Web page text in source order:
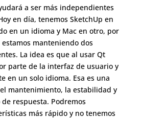
a ser más independientes
en día, tenemos SketchUp en
en un idioma y Mac en otro, por
manteniendo dos
La idea es que al usar Qt
parte de la interfaz de usuario y
en un solo idioma. Esa es una
mantenimiento, la estabilidad y
respuesta. Podremos
más rápido y no tenemos